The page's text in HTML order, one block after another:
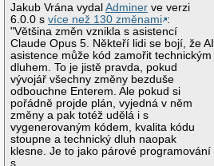
Jakub Vrána vydalAdminer ve verzi
6.0.0 svíce než 130 změnami :
"Většina změn vznikla s asistencí
Claude Opus 5. Někteří lidi se bojí, že AI
asistence může kód zamořit technickým
dluhem. To je jistě pravda, pokud
vývojář všechny změny bezduše
odbouchne Enterem. Ale pokud si
pořádně projde plán, vyjedná v něm
změny a pak totéž udělá i s
vygenerovaným kódem, kvalita kódu
stoupne a technický dluh naopak
klesne. Je to jako párové programování
s